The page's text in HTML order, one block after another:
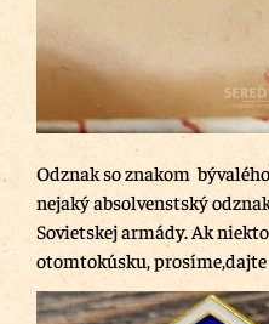
Odznak so znakom
nejaký absolvenstský
Sovietskej armády. Ak
otomtokúsku, prosíme,dajte